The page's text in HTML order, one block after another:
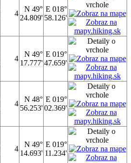
4
N 49°
24.809'
E 018°
58.126'
4
N 49°
17.777'
E 019°
47.659'
4
N 48°
56.253'
E 019°
02.369'
4
N 49°
14.693'
E 019°
11.234'